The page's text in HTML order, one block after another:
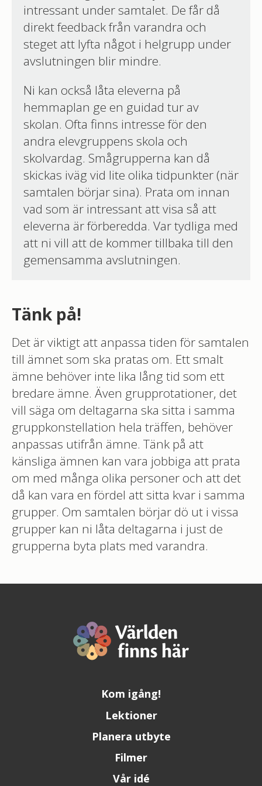
intressant under samtalet. De får då
direkt feedback från varandra och
steget att lyfta något i helgrupp under
avslutningen blir mindre.
Ni kan också låta eleverna på
hemmaplan ge en guidad tur av
skolan. Ofta finns intresse för den
andra elevgruppens skola och
skolvardag. Smågrupperna kan då
skickas iväg vid lite olika tidpunkter (när
samtalen börjar sina). Prata om innan
vad som är intressant att visa så att
eleverna är förberedda. Var tydliga med
att ni vill att de kommer tillbaka till den
gemensamma avslutningen.
Tänk på!
Det är viktigt att anpassa tiden för samtalen
till ämnet som ska pratas om. Ett smalt
ämne behöver inte lika lång tid som ett
bredare ämne. Även grupprotationer, det
vill säga om deltagarna ska sitta i samma
gruppkonstellation hela träffen, behöver
anpassas utifrån ämne. Tänk på att
känsliga ämnen kan vara jobbiga att prata
om med många olika personer och att det
då kan vara en fördel att sitta kvar i samma
grupper. Om samtalen börjar dö ut i vissa
grupper kan ni låta deltagarna i just de
grupperna byta plats med varandra.
Kom igång!
Lektioner
Planera utbyte
Filmer
Vår idé